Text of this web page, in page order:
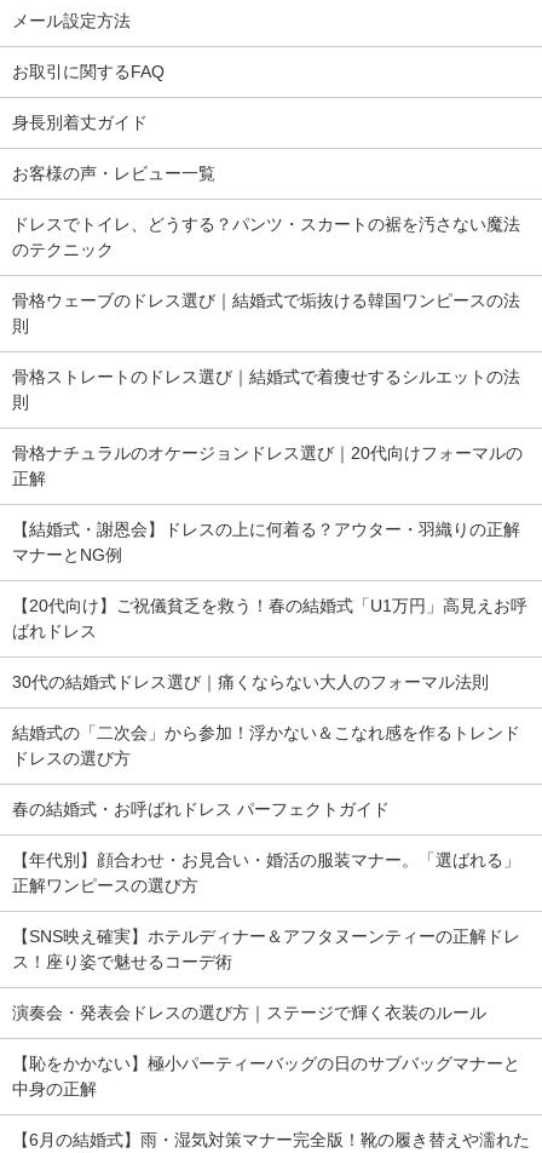
メール設定方法
お取引に関するFAQ
身長別着丈ガイド
お客様の声・レビュー一覧
ドレスでトイレ、どうする？パンツ・スカートの裾を汚さない魔法
のテクニック
骨格ウェーブのドレス選び｜結婚式で垢抜ける韓国ワンピースの法
則
骨格ストレートのドレス選び｜結婚式で着痩せするシルエットの法
則
骨格ナチュラルのオケージョンドレス選び｜20代向けフォーマルの
正解
【結婚式・謝恩会】ドレスの上に何着る？アウター・羽織りの正解
マナーとNG例
【20代向け】ご祝儀貧乏を救う！春の結婚式「U1万円」高見えお呼
ばれドレス
30代の結婚式ドレス選び｜痛くならない大人のフォーマル法則
結婚式の「二次会」から参加！浮かない＆こなれ感を作るトレンド
ドレスの選び方
春の結婚式・お呼ばれドレス パーフェクトガイド
【年代別】顔合わせ・お見合い・婚活の服装マナー。「選ばれる」
正解ワンピースの選び方
【SNS映え確実】ホテルディナー＆アフタヌーンティーの正解ドレ
ス！座り姿で魅せるコーデ術
演奏会・発表会ドレスの選び方｜ステージで輝く衣装のルール
【恥をかかない】極小パーティーバッグの日のサブバッグマナーと
中身の正解
【6月の結婚式】雨・湿気対策マナー完全版！靴の履き替えや濡れた